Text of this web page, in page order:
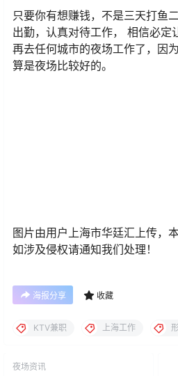
只要你有想赚钱，不是三天打鱼
出勤，认真对待工作， 相信必定
再去任何城市的夜场工作了，因
算是夜场比较好的。
图片由用户上海市华廷汇上传，
如涉及侵权请通知我们处理！
海报分享 收藏
KTV兼职 上海工作
夜场资讯